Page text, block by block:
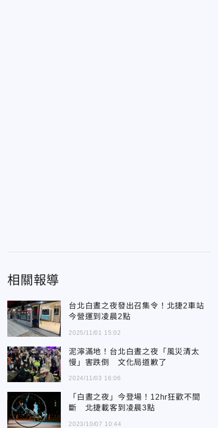
相關報導
台北白晝之夜發出召集令！北捷2車站
今營運到凌晨2點
2025/11/01 15:02
泥濘滿地！台北白晝之夜「風災清太
慢」害跌倒 文化局道歉了
2024/11/03 16:06
「白晝之夜」今登場！12hr狂歡不間
斷 北捷載客到凌晨3點
2023/10/07 10:44